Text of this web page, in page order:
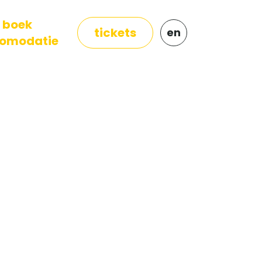
boek
tickets en